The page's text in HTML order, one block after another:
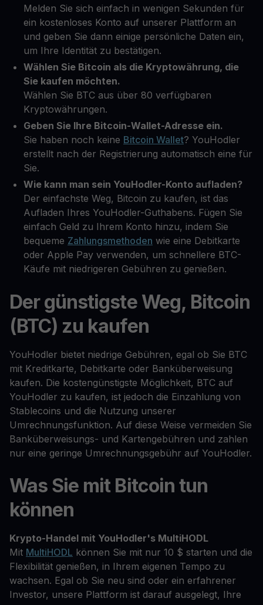
Melden Sie sich einfach in wenigen Sekunden für
ein kostenloses Konto auf unserer Plattform an
und geben Sie dann einige persönliche Daten ein,
um Ihre Identität zu bestätigen.
Wählen Sie Bitcoin als die Kryptowährung, die
Sie kaufen möchten.
Wählen Sie BTC aus über 80 verfügbaren
Kryptowährungen.
Geben Sie Ihre Bitcoin-Wallet-Adresse ein.
Sie haben noch keine Bitcoin Wallet? YouHodler
erstellt nach der Registrierung automatisch eine für
Sie.
Wie kann man sein YouHodler-Konto aufladen?
Der einfachste Weg, Bitcoin zu kaufen, ist das
Aufladen Ihres YouHodler-Guthabens. Fügen Sie
einfach Geld zu Ihrem Konto hinzu, indem Sie
bequeme Zahlungsmethoden wie eine Debitkarte
oder Apple Pay verwenden, um schnellere BTC-
Käufe mit niedrigeren Gebühren zu genießen.
Der günstigste Weg, Bitcoin
(BTC) zu kaufen
YouHodler bietet niedrige Gebühren, egal ob Sie BTC
mit Kreditkarte, Debitkarte oder Banküberweisung
kaufen. Die kostengünstigste Möglichkeit, BTC auf
YouHodler zu kaufen, ist jedoch die Einzahlung von
Stablecoins und die Nutzung unserer
Umrechnungsfunktion. Auf diese Weise vermeiden Sie
Banküberweisungs- und Kartengebühren und zahlen
nur eine geringe Umrechnungsgebühr auf YouHodler.
Was Sie mit Bitcoin tun
können
Krypto-Handel mit YouHodler's MultiHODL
Mit MultiHODL können Sie mit nur 10 $ starten und die
Flexibilität genießen, in Ihrem eigenen Tempo zu
wachsen. Egal ob Sie neu sind oder ein erfahrener
Investor, unsere Plattform ist darauf ausgelegt, Ihre